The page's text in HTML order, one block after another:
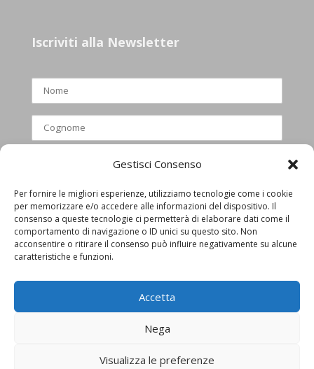
Gestisci Consenso
Per fornire le migliori esperienze, utilizziamo tecnologie come i cookie
per memorizzare e/o accedere alle informazioni del dispositivo. Il
consenso a queste tecnologie ci permetterà di elaborare dati come il
comportamento di navigazione o ID unici su questo sito. Non
acconsentire o ritirare il consenso può influire negativamente su alcune
caratteristiche e funzioni.
Accetta
Nega
Visualizza le preferenze
Iscriviti alla Newsletter
Ho letto e accettato l’informativa
privacy